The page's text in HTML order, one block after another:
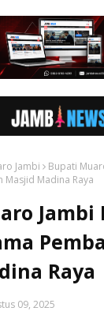
Jambi
Bupati
Masjid Madina Raya
Jambi
Raya
09, 2025